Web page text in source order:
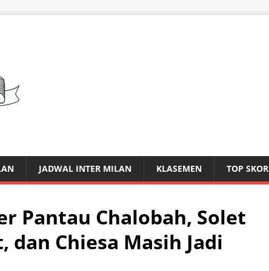
JADWAL INTER MILAN KLASEMEN TOP SKOR
Pantau Chalobah, Solet
dan Chiesa Masih Jadi